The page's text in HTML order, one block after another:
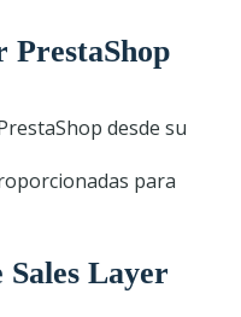
PrestaShop
desde su
para
Layer